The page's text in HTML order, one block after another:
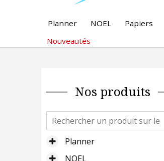
Planner NOEL Papiers
Nouveautés
Nos produits
Planner
NOEL